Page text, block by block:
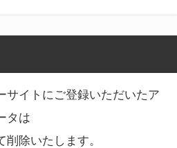
サイトにご登録いただいたア
タは
除いたします。